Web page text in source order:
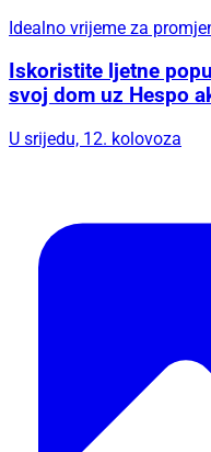
Idealno vrijeme za
Iskoristite ljetne
svoj dom uz Hespo
U srijedu, 12. kolovoza